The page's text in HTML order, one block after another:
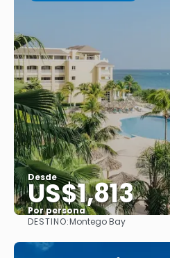
Desde
US$1,813
Por persona
DESTINO:Montego Bay